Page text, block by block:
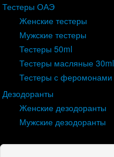
Тестеры ОАЭ
Женские тестеры
Мужские тестеры
Тестеры 50ml
Тестеры масляные 30ml
Тестеры с феромонами
Дезодоранты
Женские дезодоранты
Мужские дезодоранты